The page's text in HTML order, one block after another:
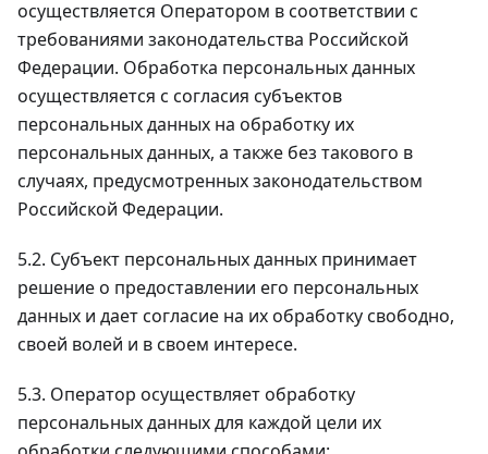
осуществляется Оператором в соответствии с
требованиями законодательства Российской
Федерации. Обработка персональных данных
осуществляется с согласия субъектов
персональных данных на обработку их
персональных данных, а также без такового в
случаях, предусмотренных законодательством
Российской Федерации.
5.2. Субъект персональных данных принимает
решение о предоставлении его персональных
данных и дает согласие на их обработку свободно,
своей волей и в своем интересе.
5.3. Оператор осуществляет обработку
персональных данных для каждой цели их